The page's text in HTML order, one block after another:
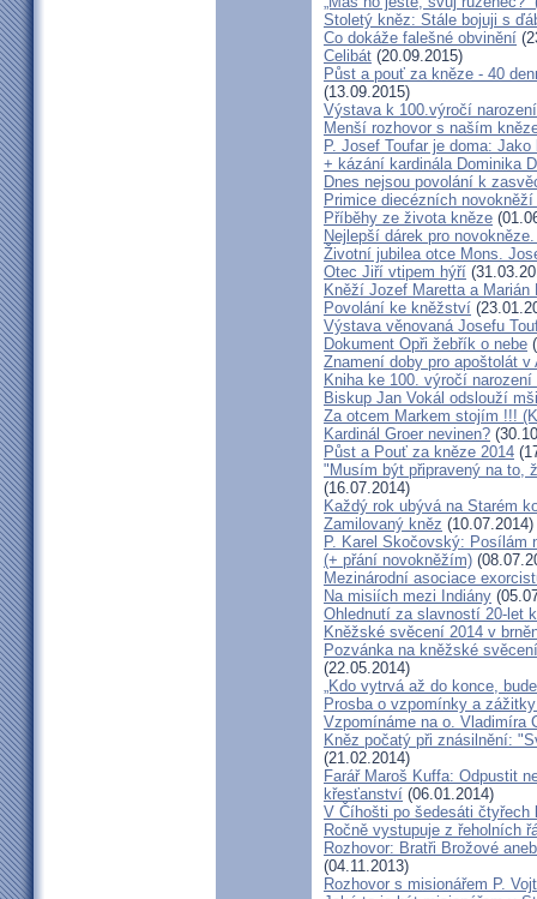
Stoletý kněz: Stále bojuji s
Co dokáže falešné obvinění
Celibát (20.09.2015)
Půst a pouť za kněze - 40
(13.09.2015)
Výstava k 100.výročí
Menší rozhovor s naším
P. Josef Toufar je doma:
+ kázání kardinála Dominika
Dnes nejsou povolání k
Primice diecézních
Příběhy ze života kněze
Nejlepší dárek pro
Životní jubilea otce Mons.
Otec Jiří vtipem hýří
Kněží Jozef Maretta a Marián
Povolání ke kněžství
Výstava věnovaná Josefu
Dokument Opři žebřík o nebe
Znamení doby pro apoštolát v
Kniha ke 100. výročí narození
Biskup Jan Vokál odslouží
Za otcem Markem stojím !!!
Kardinál Groer nevinen?
Půst a Pouť za kněze 2014
"Musím být připravený na to,
(16.07.2014)
Každý rok ubývá na Starém
Zamilovaný kněz (10.07.2014)
P. Karel Skočovský: Posílám
(+ přání novokněžím)
Mezinárodní asociace
Na misiích mezi Indiány
Ohlednutí za slavností 20-let
Kněžské svěcení 2014 v
Pozvánka na kněžské
(22.05.2014)
„Kdo vytrvá až do konce,
Prosba o vzpomínky a
Vzpomínáme na o. Vladimíra
Kněz počatý při znásilnění:
(21.02.2014)
Farář Maroš Kuffa: Odpustit
křesťanství (06.01.2014)
V Číhošti po šedesáti čtyřech
Ročně vystupuje z řeholních
Rozhovor: Bratři Brožové
(04.11.2013)
Rozhovor s misionářem P.